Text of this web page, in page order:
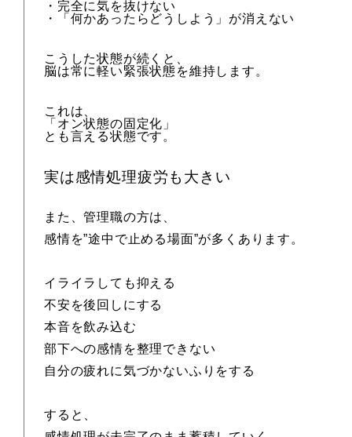
・完全に気を抜けない
・「何かあったらどうしよう」が消えない
こうした状態が続くと、
脳は常に軽い緊張状態を維持します。
これは、
「オン状態の固定化」
とも言える状態です。
実は感情処理疲労も大きい
また、管理職の方は、
感情を”途中で止める場面”が多くあります。
イライラしても抑える
不安を後回しにする
本音を飲み込む
部下への感情を整理できない
自分の疲れに気づかないふりをする
すると、